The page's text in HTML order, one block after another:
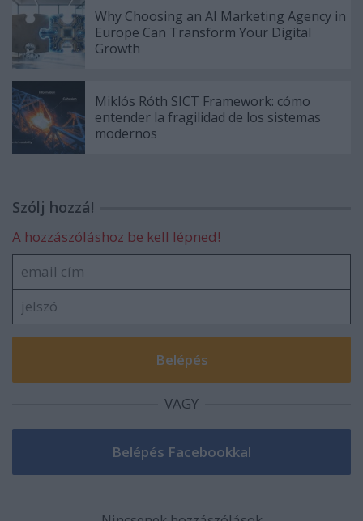
Why Choosing an AI Marketing Agency in
Europe Can Transform Your Digital
Growth
Miklós Róth SICT Framework: cómo
entender la fragilidad de los sistemas
modernos
Szólj hozzá!
A hozzászóláshoz be kell lépned!
VAGY